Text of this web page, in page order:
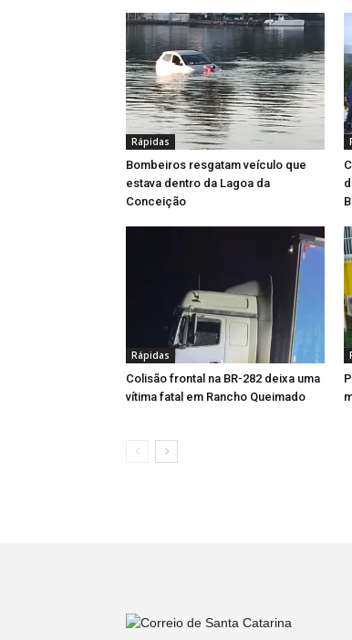
Rápidas
Bombeiros resgatam veículo que
estava dentro da Lagoa da
Conceição
Rápidas
Colisão frontal na BR-282 deixa uma
vítima fatal em Rancho Queimado